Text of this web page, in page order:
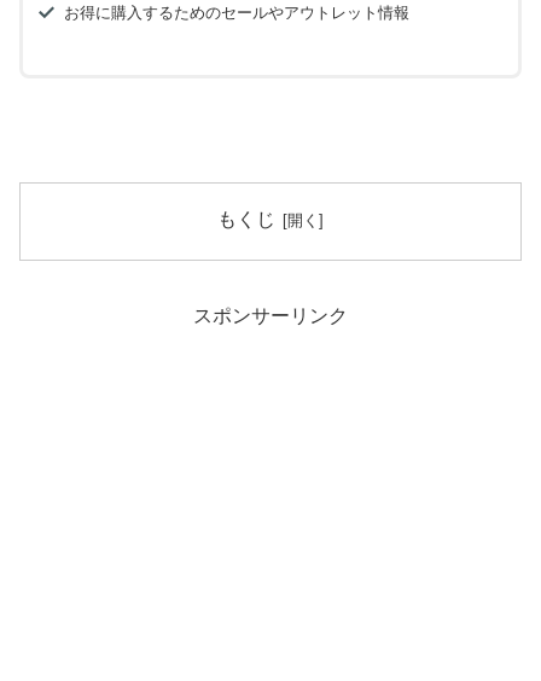
お得に購入するためのセールやアウトレット情報
もくじ
スポンサーリンク